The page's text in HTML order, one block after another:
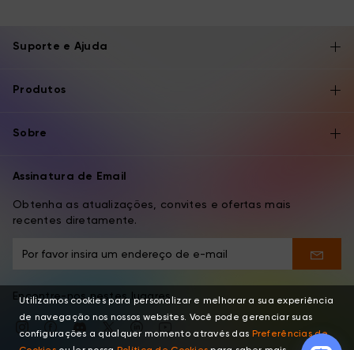
Suporte e Ajuda
Produtos
Sobre
Assinatura de Email
Obtenha as atualizações, convites e ofertas mais
recentes diretamente.
Encontre-nos nestes lugares
Utilizamos cookies para personalizar e melhorar a sua experiência
de navegação nos nossos websites. Você pode gerenciar suas
configurações a qualquer momento através das Preferências de